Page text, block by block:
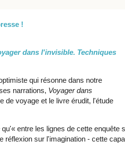
!
dans l'invisible. Techniques
qui résonne dans notre
narrations, Voyager dans
de voyage et le livre érudit, l'étude
qu'« entre les lignes de cette enquête
réflexion sur l'imagination - cette